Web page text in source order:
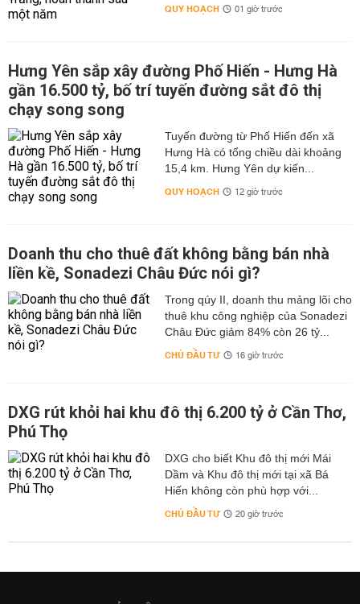
QUY HOẠCH 01 giờ trước
Hưng Yên sắp xây đường Phố Hiến - Hưng Hà
gần 16.500 tỷ, bố trí tuyến đường sắt đô thị
chạy song song
Tuyến đường từ Phố Hiến đến xã
Hưng Hà có tổng chiều dài khoảng
15,4 km. Hưng Yên dự kiến...
QUY HOẠCH 12 giờ trước
Doanh thu cho thuê đất không bằng bán nhà
liền kề, Sonadezi Châu Đức nói gì?
Trong qúy II, doanh thu mảng lõi cho
thuê khu công nghiệp của Sonadezi
Châu Đức giảm 84% còn 26 tỷ...
CHỦ ĐẦU TƯ 16 giờ trước
DXG rút khỏi hai khu đô thị 6.200 tỷ ở Cần Thơ,
Phú Thọ
DXG cho biết Khu đô thị mới Mái
Dầm và Khu đô thị mới tại xã Bá
Hiến không còn phù hợp với...
CHỦ ĐẦU TƯ 20 giờ trước